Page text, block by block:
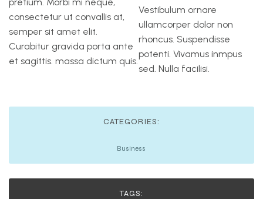
consectetur ut convallis at,
semper sit amet elit.
Curabitur gravida porta ante
et sagittis. massa dictum quis.
Vestibulum ornare
ullamcorper dolor non
rhoncus. Suspendisse
potenti. Vivamus inmpus
sed. Nulla facilisi.
CATEGORIES:
Business
TAGS: